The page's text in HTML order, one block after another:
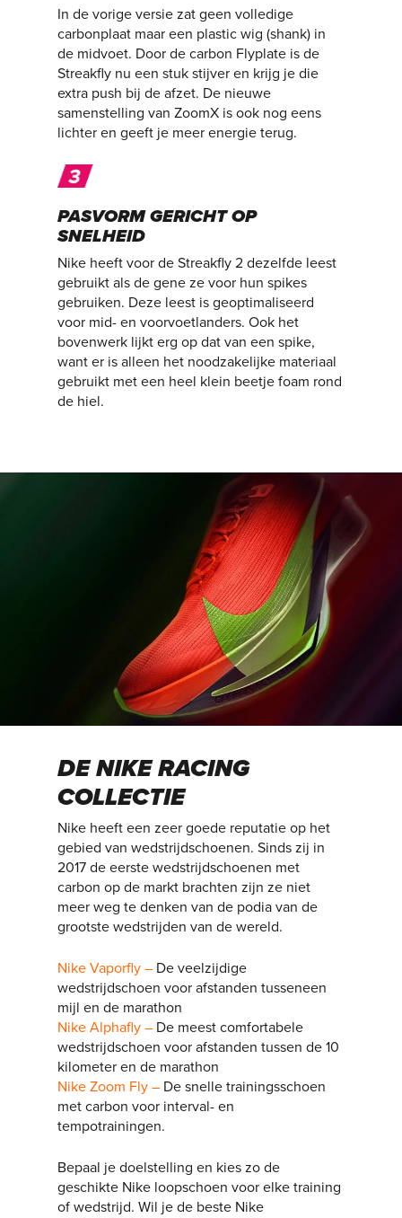
In de vorige versie zat geen volledige
carbonplaat maar een plastic wig (shank) in
de midvoet. Door de carbon Flyplate is de
Streakfly nu een stuk stijver en krijg je die
extra push bij de afzet. De nieuwe
samenstelling van ZoomX is ook nog eens
lichter en geeft je meer energie terug.
PASVORM GERICHT OP
SNELHEID
Nike heeft voor de Streakfly 2 dezelfde leest
gebruikt als de gene ze voor hun spikes
gebruiken. Deze leest is geoptimaliseerd
voor mid- en voorvoetlanders. Ook het
bovenwerk lijkt erg op dat van een spike,
want er is alleen het noodzakelijke materiaal
gebruikt met een heel klein beetje foam rond
de hiel.
DE NIKE RACING
COLLECTIE
Nike heeft een zeer goede reputatie op het
gebied van wedstrijdschoenen. Sinds zij in
2017 de eerste wedstrijdschoenen met
carbon op de markt brachten zijn ze niet
meer weg te denken van de podia van de
grootste wedstrijden van de wereld.
Nike Vaporfly – De veelzijdige
wedstrijdschoen voor afstanden tusseneen
mijl en de marathon
Nike Alphafly – De meest comfortabele
wedstrijdschoen voor afstanden tussen de 10
kilometer en de marathon
Nike Zoom Fly – De snelle trainingsschoen
met carbon voor interval- en
tempotrainingen.
Bepaal je doelstelling en kies zo de
geschikte Nike loopschoen voor elke training
of wedstrijd. Wil je de beste Nike